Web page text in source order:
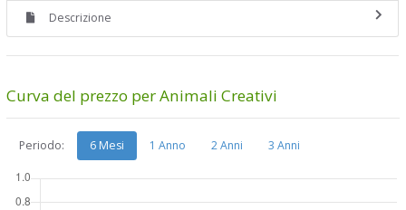
Descrizione
Curva del prezzo per Animali Creativi
Periodo: 6 Mesi 1 Anno 2 Anni 3 Anni